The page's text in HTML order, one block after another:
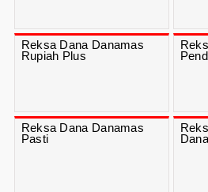
Reksa Dana Danamas
Rupiah Plus
Reksa Dana Danamas
Pasti